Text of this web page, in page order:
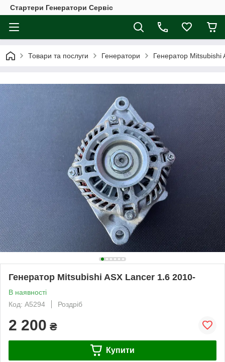
Стартери Генератори Сервіс
Товари та послуги Генератори Генератор Mitsubishi
Генератор Mitsubishi ASX Lancer 1.6 2010-
В наявності
Код: A5294
Роздріб
2 200 ₴
Купити